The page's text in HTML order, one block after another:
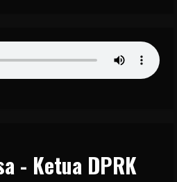
- Ketua DPRK